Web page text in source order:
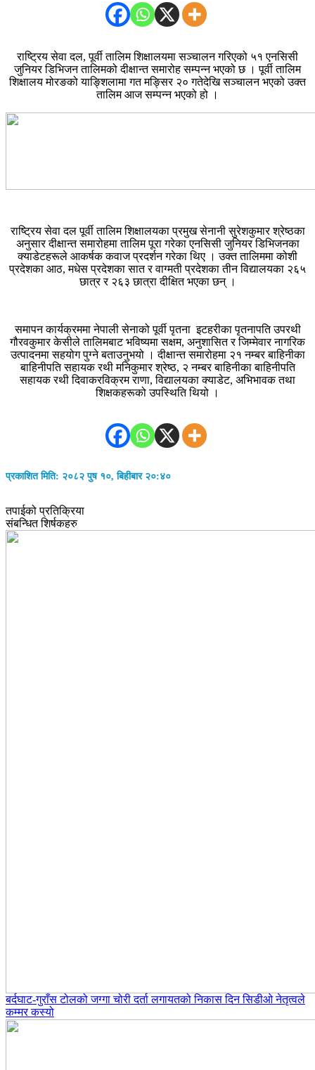
राष्ट्रिय सेवा दल, पूर्वी तालिम शिक्षालयमा सञ्चालन गरिएको ५१ एनसिसी
जुनियर डिभिजन तालिमको दीक्षान्त समारोह सम्पन्न भएको छ । पूर्वी तालिम
शिक्षालय मोरङको याङ्शिलामा गत मङ्सिर २० गतेदेखि सञ्चालन भएको उक्त
तालिम आज सम्पन्न भएको हो ।
राष्ट्रिय सेवा दल पूर्वी तालिम शिक्षालयका प्रमुख सेनानी सुरेशकुमार श्रेष्ठका
अनुसार दीक्षान्त समारोहमा तालिम पूरा गरेका एनसिसी जुनियर डिभिजनका
क्याडेटहरूले आकर्षक कवाज प्रदर्शन गरेका थिए । उक्त तालिममा कोशी
प्रदेशका आठ, मधेस प्रदेशका सात र वाग्मती प्रदेशका तीन विद्यालयका २६५
छात्र र २६३ छात्रा दीक्षित भएका छन् ।
समापन कार्यक्रममा नेपाली सेनाको पूर्वी पृतना इटहरीका पृतनापति उपरथी
गौरवकुमार केसीले तालिमबाट भविष्यमा सक्षम, अनुशासित र जिम्मेवार नागरिक
उत्पादनमा सहयोग पुग्ने बताउनुभयो । दीक्षान्त समारोहमा २१ नम्बर बाहिनीका
बाहिनीपति सहायक रथी मनिकुमार श्रेष्ठ, २ नम्बर बाहिनीका बाहिनीपति
सहायक रथी दिवाकरविक्रम राणा, विद्यालयका क्याडेट, अभिभावक तथा
शिक्षकहरूको उपस्थिति थियो ।
प्रकाशित मिति: २०८२ पुष १०, बिहीबार २०:४०
तपाईको प्रतिक्रिया
संबन्धित शिर्षकहरु
बर्दघाट-गुराँस टोलको जग्गा चोरी दर्ता लगायतको निकास दिन सिडीओ नेतृत्वले
कम्मर कस्यो